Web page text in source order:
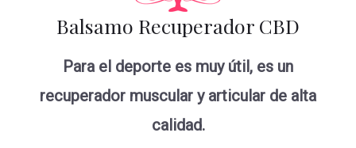
Balsamo Recuperador CBD
Para el deporte es muy útil, es un
recuperador muscular y articular de alta
calidad.